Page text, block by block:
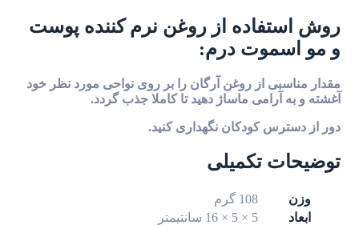
روش استفاده از روغن نرم کننده پوست
و مو اسموت درم:
مقدار مناسبی از روغن آرگان را بر روی نواحی مورد نظر خود
آغشته و به آرامی ماساژ دهید تا کاملا جذب گردد.
دور از دسترس کودکان نگهداری کنید.
توضیحات تکمیلی
وزن
108 گرم
ابعاد
5 × 5 × 16 سانتیمتر